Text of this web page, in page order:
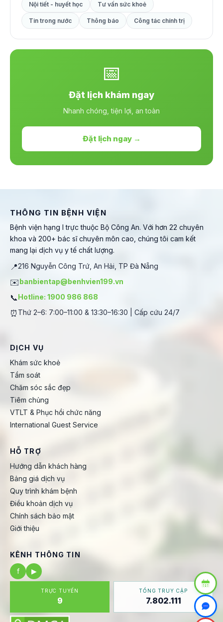
Nội tiết - huyết học Tư vấn sức khoẻ
Tin trong nước Thông báo Công tác chính trị
📅
Đặt lịch khám ngay
Nhanh chóng, tiện lợi, an toàn
Đặt lịch ngay →
THÔNG TIN BỆNH VIỆN
Bệnh viện hạng I trực thuộc Bộ Công An. Với hơn 22 chuyên
khoa và 200+ bác sĩ chuyên môn cao, chúng tôi cam kết
mang lại dịch vụ y tế chất lượng.
📍216 Nguyễn Công Trứ, An Hải, TP Đà Nẵng
✉️banbientap@benhvien199.vn
📞Hotline: 1900 986 868
⏰ Thứ 2–6: 7:00–11:00 & 13:30–16:30 | Cấp cứu 24/7
DỊCH VỤ
Khám sức khoẻ
Tầm soát
Chăm sóc sắc đẹp
Tiêm chủng
VTLT & Phục hồi chức năng
International Guest Service
HỖ TRỢ
Hướng dẫn khách hàng
Bảng giá dịch vụ
Quy trình khám bệnh
Điều khoản dịch vụ
Chính sách bảo mật
Giới thiệu
KÊNH THÔNG TIN
f
▶
TRỰC TUYẾN
9
TỔNG TRUY CẬP
7.802.111